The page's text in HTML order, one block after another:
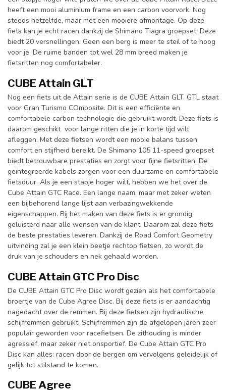
heeft een mooi aluminium frame en een carbon voorvork. Nog
steeds hetzelfde, maar met een mooiere afmontage. Op deze
fiets kan je echt racen dankzij de Shimano Tiagra groepset. Deze
biedt 20 versnellingen. Geen een berg is meer te steil of te hoog
voor je. De ruime banden tot wel 28 mm breed maken je
fietsritten nog comfortabeler.
CUBE Attain GLT
Nog een fiets uit de Attain serie is de CUBE Attain GLT. GTL staat
voor Gran Turismo COmposite. Dit is een efficiënte en
comfortabele carbon technologie die gebruikt wordt. Deze fiets is
daarom geschikt voor lange ritten die je in korte tijd wilt
afleggen. Met deze fietsen wordt een mooie balans tussen
comfort en stijfheid bereikt. De Shimano 105 11-speed groepset
biedt betrouwbare prestaties en zorgt voor fijne fietsritten. De
geïntegreerde kabels zorgen voor een duurzame en comfortabele
fietsduur. Als je een stapje hoger wilt, hebben we het over de
Cube Attain GTC Race. Een lange naam, maar met zeker weten
een bijbehorend lange lijst aan verbazingwekkende
eigenschappen. Bij het maken van deze fiets is er grondig
geluisterd naar alle wensen van de klant. Daarom zal deze fiets
de beste prestaties leveren. Dankzij de Road Comfort Geometry
uitvinding zal je een klein beetje rechtop fietsen, zo wordt de
druk van je schouders en nek gehaald worden.
CUBE Attain GTC Pro Disc
De CUBE Attain GTC Pro Disc wordt gezien als het comfortabele
broertje van de Cube Agree Disc. Bij deze fiets is er aandachtig
nagedacht over de remmen. Bij deze fietsen zijn hydraulische
schijfremmen gebruikt. Schijfremmen zijn de afgelopen jaren zeer
populair geworden voor racefietsen. De zithouding is minder
agressief, maar zeker niet onsportief. De Cube Attain GTC Pro
Disc kan alles: racen door de bergen om vervolgens geleidelijk of
gelijk tot stilstand te komen.
CUBE Agree